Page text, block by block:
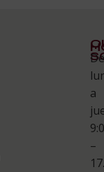
Te
De
a
–